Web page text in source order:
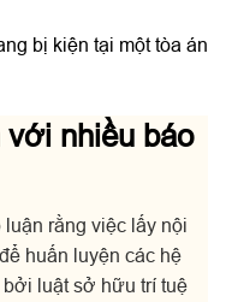
bị kiện tại một tòa án
với nhiều báo
rằng việc lấy nội
huấn luyện các hệ
luật sở hữu trí tuệ